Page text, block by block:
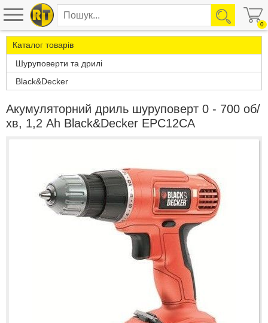
0
Каталог товарів
Шуруповерти та дрилі
Black&Decker
Акумуляторний дриль шуруповерт 0 - 700 об/
хв, 1,2 Ah Black&Decker EPC12CA